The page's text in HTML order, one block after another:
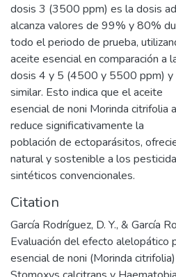
dosis 3 (3500 ppm) es la dosis
alcanza valores de 99% y 80%
todo el periodo de prueba,
aceite esencial en comparación a
dosis 4 y 5 (4500 y 5500 ppm) y
similar. Esto indica que el aceite
esencial de noni Morinda citrifolia
reduce significativamente la
población de ectoparásitos,
natural y sostenible a los
sintéticos convencionales.
Citation
García Rodríguez, D. Y., & García
Evaluación del efecto alelopático
esencial de noni (Morinda